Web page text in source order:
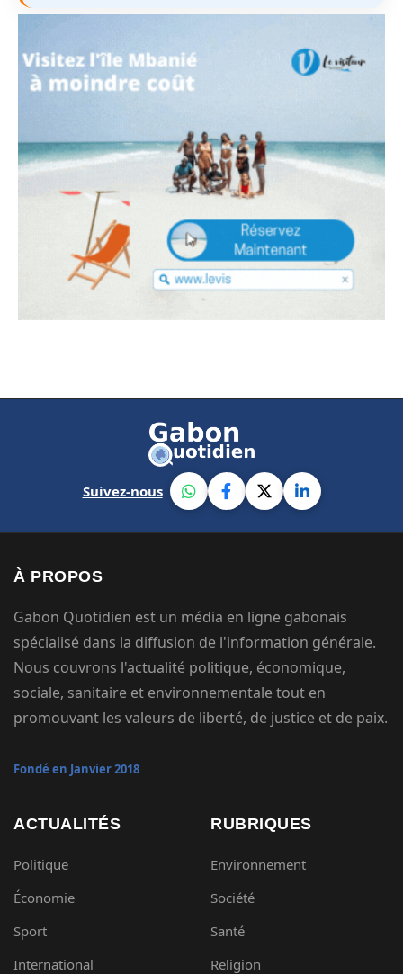
Suivez-nous
À PROPOS
Gabon Quotidien est un média en ligne gabonais
spécialisé dans la diffusion de l'information générale.
Nous couvrons l'actualité politique, économique,
sociale, sanitaire et environnementale tout en
promouvant les valeurs de liberté, de justice et de paix.
Fondé en Janvier 2018
ACTUALITÉS
Politique
Économie
Sport
International
RUBRIQUES
Environnement
Société
Santé
Religion